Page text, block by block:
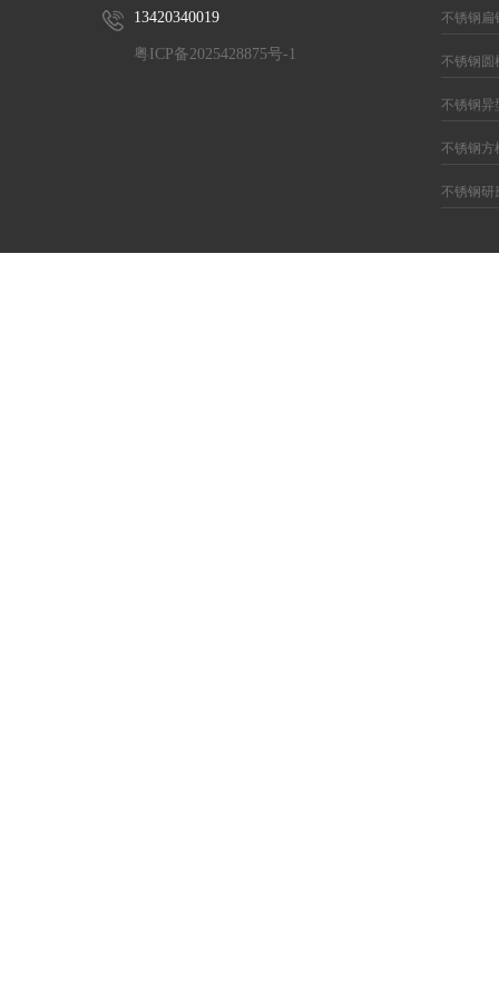
13420340019
粤ICP备2025428875号-1
不锈钢扁
不锈钢圆
不锈钢异
不锈钢方
不锈钢研